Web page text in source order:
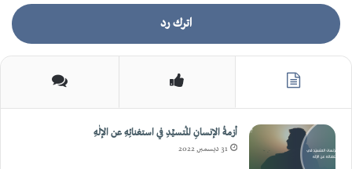
اترك رد
أزمةُ الإنسانِ المُتسيِّدِ في استغنائِهِ عن الإلٰهِ
31 ديسمبر, 2022